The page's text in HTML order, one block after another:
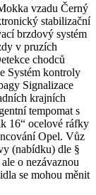
vzadu Černý
stabilizační
brzdový systém
v pruzích
chodců
Systém kontroly
Signalizace
krajních
tempomat s
16“ ocelové ráfky
Opel. Vůz
(nabídku) dle §
o nezávaznou
se mohou měnit